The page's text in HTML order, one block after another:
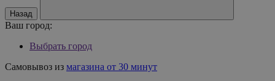
Назад
Ваш город:
Выбрать город
Самовывоз из магазина от 30 минут